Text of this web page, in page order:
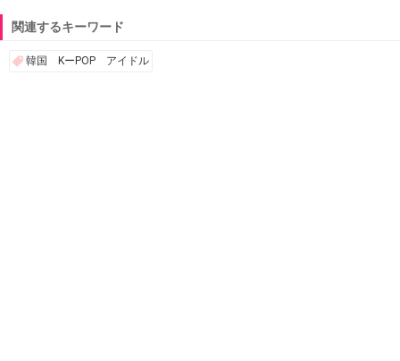
関連するキーワード
韓国 KーPOP アイドル